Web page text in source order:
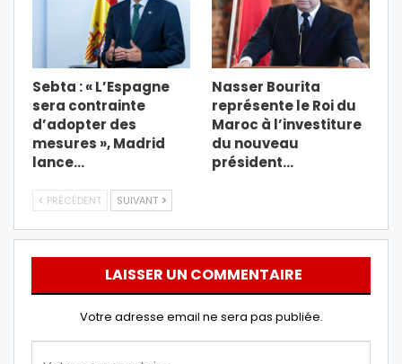
Sebta : « L’Espagne
sera contrainte
d’adopter des
mesures », Madrid
lance…
Nasser Bourita
représente le Roi du
Maroc à l’investiture
du nouveau
président…
PRÉCÉDENT SUIVANT
LAISSER UN COMMENTAIRE
Votre adresse email ne sera pas publiée.